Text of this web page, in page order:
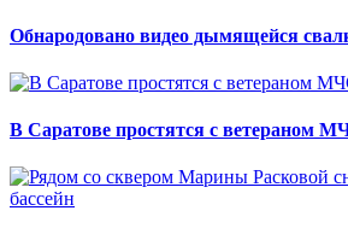
Обнародовано видео дымящейся
В Саратове простятся с ветераном